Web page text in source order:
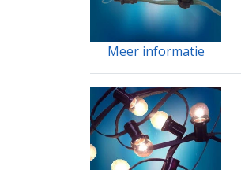
Meer informatie